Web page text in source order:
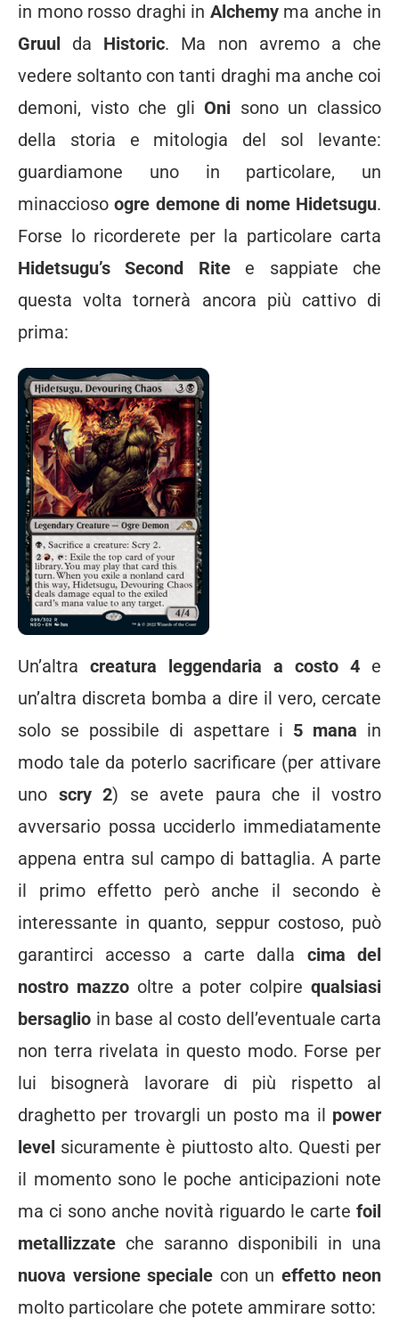
in mono rosso draghi in Alchemyma anche in
Gruul da Historic. Ma non avremo a che
vedere soltanto con tanti draghi ma anche coi
demoni, visto che gliOni sono un classico
della storia e mitologia del sol levante:
guardiamone uno in particolare, un
minacciosoogre demone di nome Hidetsugu.
Forse lo ricorderete per la particolare carta
Hidetsugu’s Second Ritee sappiate che
questa volta tornerà ancora più cattivo di
prima:
Un’altra creatura leggendaria a costo 4 e
un’altra discreta bomba a dire il vero, cercate
solo se possibile di aspettare i 5 mana in
modo tale da poterlo sacrificare (per attivare
uno scry 2) se avete paura che il vostro
avversario possa ucciderlo immediatamente
appena entra sul campo di battaglia. A parte
il primo effetto però anche il secondo è
interessante in quanto, seppur costoso, può
garantirci accesso a carte dalla cima del
nostro mazzo oltre a poter colpire qualsiasi
bersaglio in base al costo dell’eventuale carta
non terra rivelata in questo modo. Forse per
lui bisognerà lavorare di più rispetto al
draghetto per trovargli un posto ma il power
level sicuramente è piuttosto alto. Questi per
il momento sono le poche anticipazioni note
ma ci sono anche novità riguardo le carte foil
metallizzate che saranno disponibili in una
nuova versione speciale con un effetto neon
molto particolare che potete ammirare sotto: